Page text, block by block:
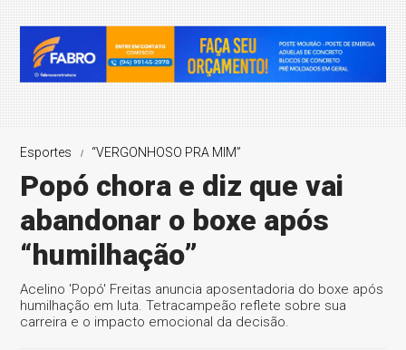
Esportes “VERGONHOSO PRA MIM”
Popó chora e diz que vai
abandonar o boxe após
“humilhação”
Acelino 'Popó' Freitas anuncia aposentadoria do boxe após
humilhação em luta. Tetracampeão reflete sobre sua
carreira e o impacto emocional da decisão.